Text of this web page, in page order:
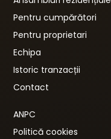
Pentru cumpărători
Pentru proprietari
Echipa
Istoric tranzacții
Contact
ANPC
Politică cookies